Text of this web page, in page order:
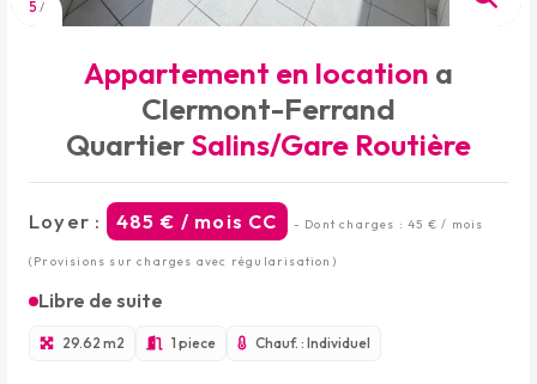
5 /
Appartement en location a
Clermont-Ferrand
QuartierSalins/Gare Routière
Loyer : 485 € / mois CC - Dont charges : 45 € / mois
(Provisions sur charges avec régularisation)
Libre de suite
29.62 m2 1 piece Chauf. : Individuel